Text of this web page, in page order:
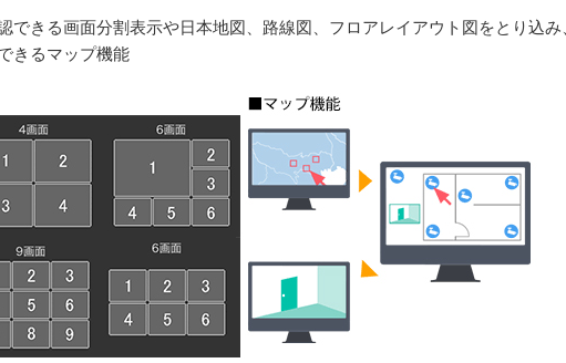
できる画面分割表示や日本地図、路線図、フロアレイアウト図をとり込み
きるマップ機能